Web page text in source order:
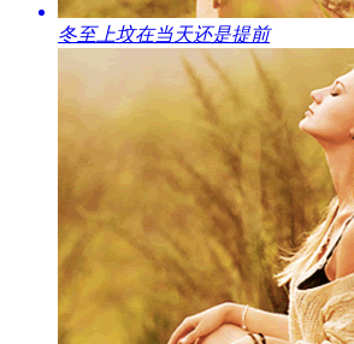
​冬至上坟在当天还是提前